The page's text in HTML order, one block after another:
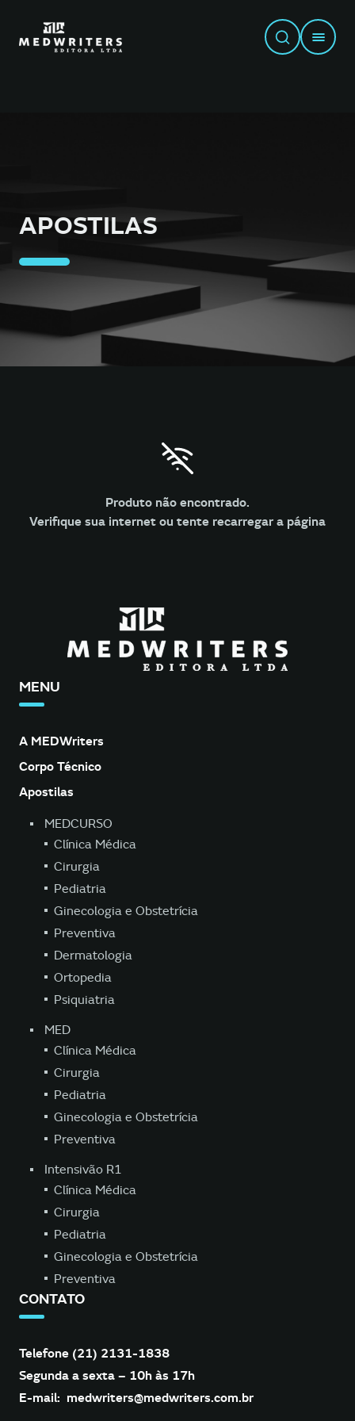
APOSTILAS
Produto não encontrado.
Verifique sua internet ou tente recarregar a página
MENU
A MEDWriters
Corpo Técnico
Apostilas
MEDCURSO
Clínica Médica
Cirurgia
Pediatria
Ginecologia e Obstetrícia
Preventiva
Dermatologia
Ortopedia
Psiquiatria
MED
Clínica Médica
Cirurgia
Pediatria
Ginecologia e Obstetrícia
Preventiva
Intensivão R1
Clínica Médica
Cirurgia
Pediatria
Ginecologia e Obstetrícia
Preventiva
CONTATO
Telefone (21) 2131-1838
Segunda a sexta – 10h às 17h
E-mail: medwriters@medwriters.com.br